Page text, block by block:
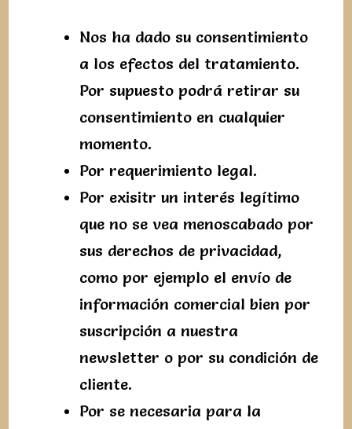
Nos ha dado su consentimiento
a los efectos del tratamiento.
Por supuesto podrá retirar su
consentimiento en cualquier
momento.
Por requerimiento legal.
Por exisitr un interés legítimo
que no se vea menoscabado por
sus derechos de privacidad,
como por ejemplo el envío de
información comercial bien por
suscripción a nuestra
newsletter o por su condición de
cliente.
Por se necesaria para la